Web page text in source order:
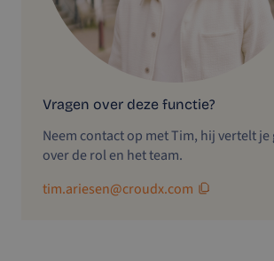
Vragen over deze functie?
Neem contact op met Tim, hij vertelt je
over de rol en het team.
tim.ariesen@croudx.com